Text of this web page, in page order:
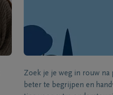
Zoek je je weg in rouw
beter te begrijpen en